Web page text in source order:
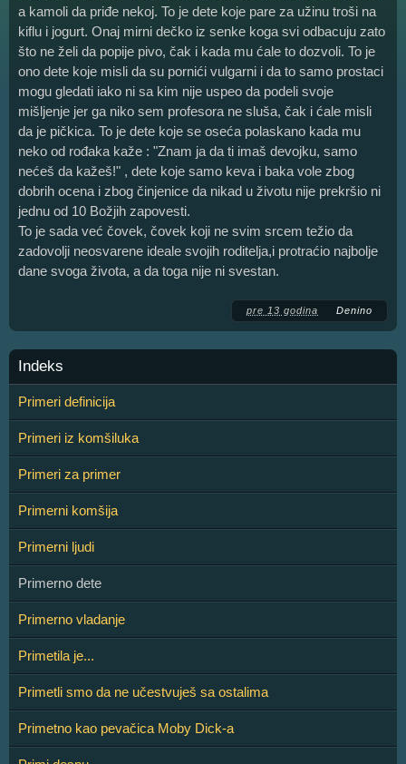
a kamoli da priđe nekoj. To je dete koje pare za užinu troši na
kiflu i jogurt. Onaj mirni dečko iz senke koga svi odbacuju zato
što ne želi da popije pivo, čak i kada mu ćale to dozvoli. To je
ono dete koje misli da su pornići vulgarni i da to samo prostaci
mogu gledati iako ni sa kim nije uspeo da podeli svoje
mišljenje jer ga niko sem profesora ne sluša, čak i ćale misli
da je pičkica. To je dete koje se oseća polaskano kada mu
neko od rođaka kaže : "Znam ja da ti imaš devojku, samo
nećeš da kažeš!" , dete koje samo keva i baka vole zbog
dobrih ocena i zbog činjenice da nikad u životu nije prekršio ni
jednu od 10 Božjih zapovesti.
To je sada već čovek, čovek koji ne svim srcem težio da
zadovolji neosvarene ideale svojih roditelja,i protraćio najbolje
dane svoga života, a da toga nije ni svestan.
pre 13 godina Denino
Indeks
Primeri definicija
Primeri iz komšiluka
Primeri za primer
Primerni komšija
Primerni ljudi
Primerno dete
Primerno vladanje
Primetila je...
Primetli smo da ne učestvuješ sa ostalima
Primetno kao pevačica Moby Dick-a